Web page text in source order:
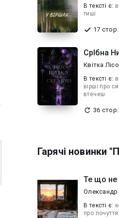
В текcті є:
тиші
17 стор.
Квітка
В текcті є:
вірші про
втечеш
36 стор.
Гарячі новинки
Те що не
Олександр
В текcті є:
про почуття.